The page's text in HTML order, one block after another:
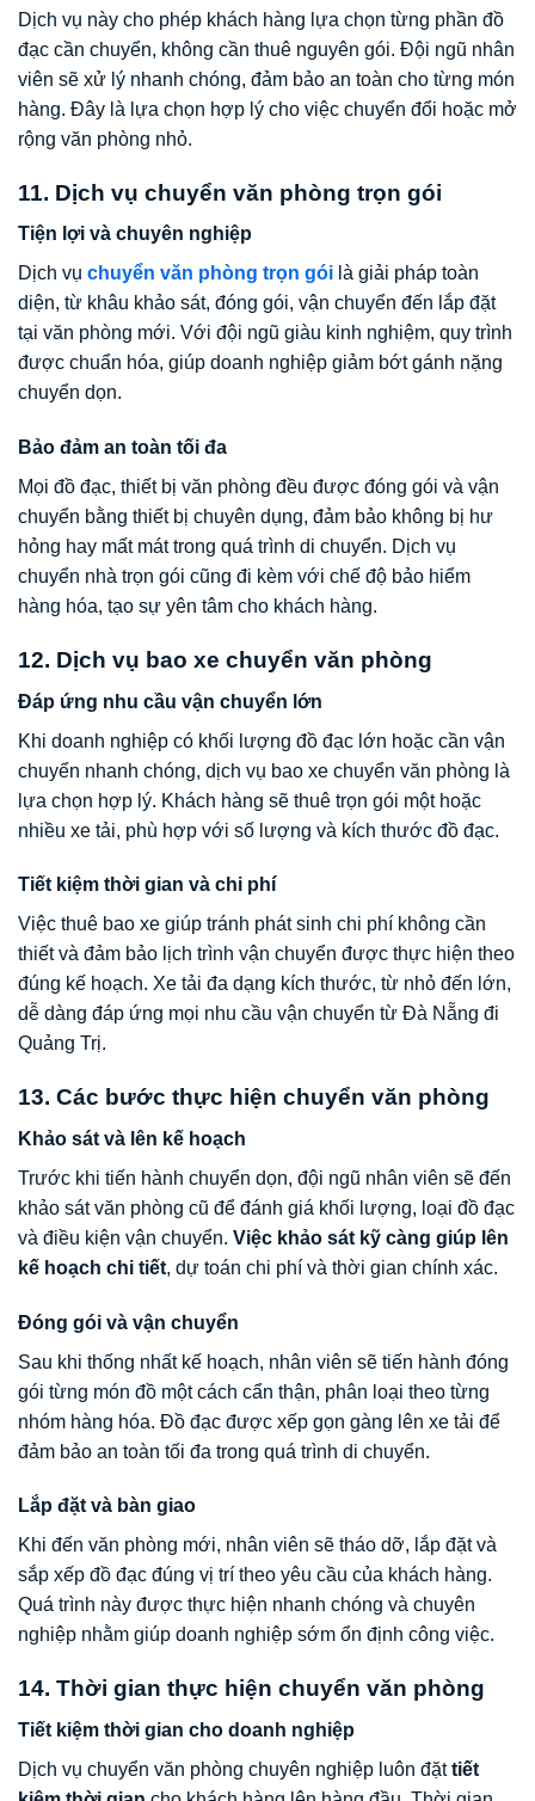
Dịch vụ này cho phép khách hàng lựa chọn từng phần đồ
đạc cần chuyển, không cần thuê nguyên gói. Đội ngũ nhân
viên sẽ xử lý nhanh chóng, đảm bảo an toàn cho từng món
hàng. Đây là lựa chọn hợp lý cho việc chuyển đổi hoặc mở
rộng văn phòng nhỏ.
11. Dịch vụ chuyển văn phòng trọn gói
Tiện lợi và chuyên nghiệp
Dịch vụ chuyển văn phòng trọn gói là giải pháp toàn
diện, từ khâu khảo sát, đóng gói, vận chuyển đến lắp đặt
tại văn phòng mới. Với đội ngũ giàu kinh nghiệm, quy trình
được chuẩn hóa, giúp doanh nghiệp giảm bớt gánh nặng
chuyển dọn.
Bảo đảm an toàn tối đa
Mọi đồ đạc, thiết bị văn phòng đều được đóng gói và vận
chuyển bằng thiết bị chuyên dụng, đảm bảo không bị hư
hỏng hay mất mát trong quá trình di chuyển. Dịch vụ
chuyển nhà trọn gói cũng đi kèm với chế độ bảo hiểm
hàng hóa, tạo sự yên tâm cho khách hàng.
12. Dịch vụ bao xe chuyển văn phòng
Đáp ứng nhu cầu vận chuyển lớn
Khi doanh nghiệp có khối lượng đồ đạc lớn hoặc cần vận
chuyển nhanh chóng, dịch vụ bao xe chuyển văn phòng là
lựa chọn hợp lý. Khách hàng sẽ thuê trọn gói một hoặc
nhiều xe tải, phù hợp với số lượng và kích thước đồ đạc.
Tiết kiệm thời gian và chi phí
Việc thuê bao xe giúp tránh phát sinh chi phí không cần
thiết và đảm bảo lịch trình vận chuyển được thực hiện theo
đúng kế hoạch. Xe tải đa dạng kích thước, từ nhỏ đến lớn,
dễ dàng đáp ứng mọi nhu cầu vận chuyển từ Đà Nẵng đi
Quảng Trị.
13. Các bước thực hiện chuyển văn phòng
Khảo sát và lên kế hoạch
Trước khi tiến hành chuyển dọn, đội ngũ nhân viên sẽ đến
khảo sát văn phòng cũ để đánh giá khối lượng, loại đồ đạc
và điều kiện vận chuyển. Việc khảo sát kỹ càng giúp lên
kế hoạch chi tiết, dự toán chi phí và thời gian chính xác.
Đóng gói và vận chuyển
Sau khi thống nhất kế hoạch, nhân viên sẽ tiến hành đóng
gói từng món đồ một cách cẩn thận, phân loại theo từng
nhóm hàng hóa. Đồ đạc được xếp gọn gàng lên xe tải để
đảm bảo an toàn tối đa trong quá trình di chuyển.
Lắp đặt và bàn giao
Khi đến văn phòng mới, nhân viên sẽ tháo dỡ, lắp đặt và
sắp xếp đồ đạc đúng vị trí theo yêu cầu của khách hàng.
Quá trình này được thực hiện nhanh chóng và chuyên
nghiệp nhằm giúp doanh nghiệp sớm ổn định công việc.
14. Thời gian thực hiện chuyển văn phòng
Tiết kiệm thời gian cho doanh nghiệp
Dịch vụ chuyển văn phòng chuyên nghiệp luôn đặttiết